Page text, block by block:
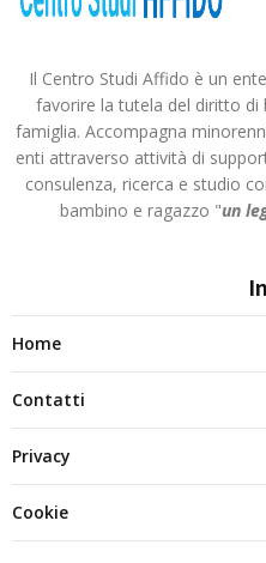
Il Centro Studi Affido è un
favorire la tutela del diritto di
famiglia. Accompagna
enti attraverso attività di
consulenza, ricerca e studio
bambino e ragazzo "un
Home
Contatti
Privacy
Cookie